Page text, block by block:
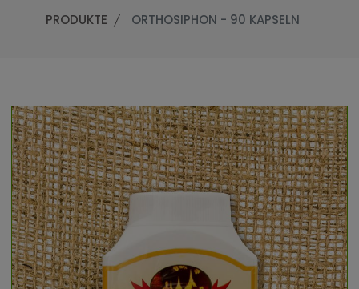
PRODUKTE ORTHOSIPHON - 90 KAPSELN